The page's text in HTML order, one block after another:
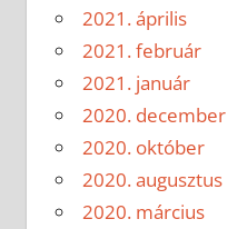
2021. április
2021. február
2021. január
2020. december
2020. október
2020. augusztus
2020. március